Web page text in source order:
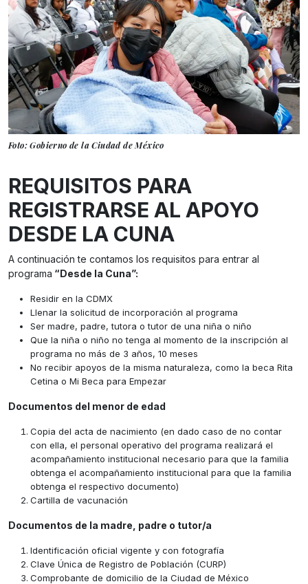
Foto: Gobierno de la Ciudad de México
REQUISITOS PARA
REGISTRARSE AL APOYO
DESDE LA CUNA
A continuación te contamos los requisitos para entrar al
programa “Desde la Cuna”:
Residir en la CDMX
Llenar la solicitud de incorporación al programa
Ser madre, padre, tutora o tutor de una niña o niño
Que la niña o niño no tenga al momento de la inscripción al
programa no más de 3 años, 10 meses
No recibir apoyos de la misma naturaleza, como la beca Rita
Cetina o Mi Beca para Empezar
Documentos del menor de edad
Copia del acta de nacimiento (en dado caso de no contar
con ella, el personal operativo del programa realizará el
acompañamiento institucional necesario para que la familia
obtenga el acompañamiento institucional para que la familia
obtenga el respectivo documento)
Cartilla de vacunación
Documentos de la madre, padre o tutor/a
Identificación oficial vigente y con fotografía
Clave Única de Registro de Población (CURP)
Comprobante de domicilio de la Ciudad de México